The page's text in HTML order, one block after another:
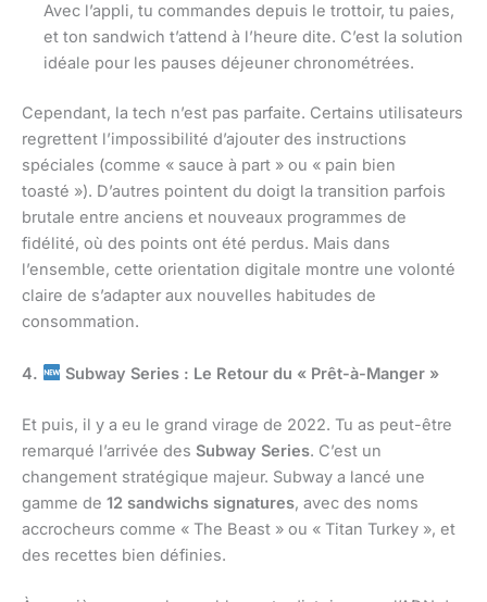
Avec l’appli, tu commandes depuis le trottoir, tu paies,
et ton sandwich t’attend à l’heure dite. C’est la solution
idéale pour les pauses déjeuner chronométrées.
Cependant, la tech n’est pas parfaite. Certains utilisateurs
regrettent l’impossibilité d’ajouter des instructions
spéciales (comme « sauce à part » ou « pain bien
toasté »). D’autres pointent du doigt la transition parfois
brutale entre anciens et nouveaux programmes de
fidélité, où des points ont été perdus. Mais dans
l’ensemble, cette orientation digitale montre une volonté
claire de s’adapter aux nouvelles habitudes de
consommation.
4. Subway Series : Le Retour du « Prêt-à-Manger »
Et puis, il y a eu le grand virage de 2022. Tu as peut-être
remarqué l’arrivée des Subway Series. C’est un
changement stratégique majeur. Subway a lancé une
gamme de 12 sandwichs signatures, avec des noms
accrocheurs comme « The Beast » ou « Titan Turkey », et
des recettes bien définies.